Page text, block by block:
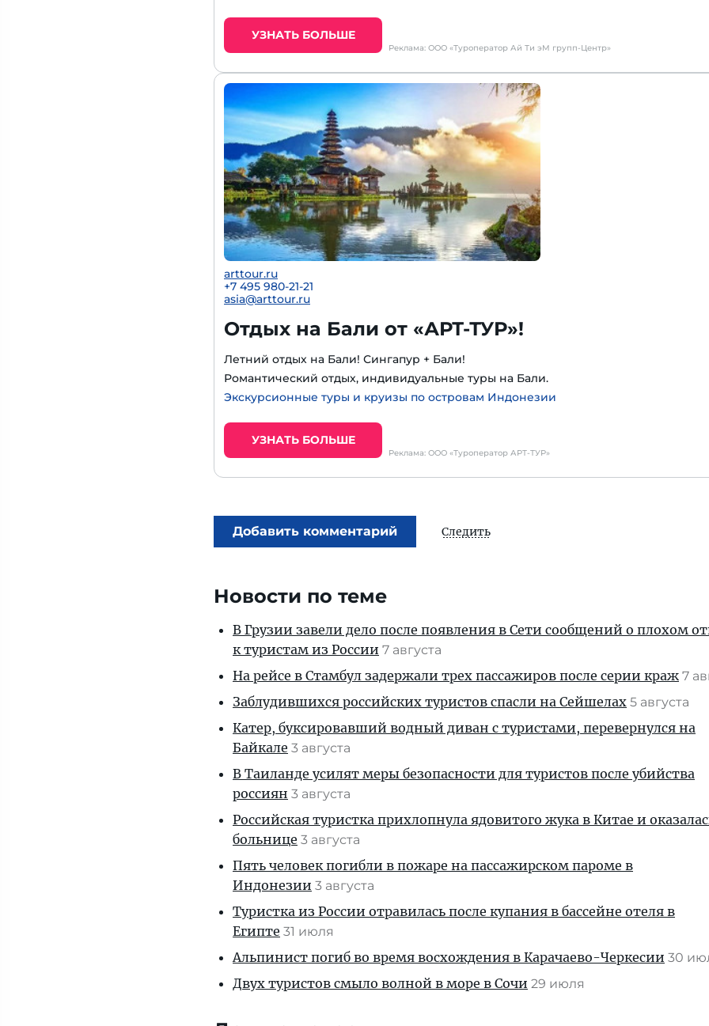
УЗНАТЬ БОЛЬШЕ
Реклама: ООО «Туроператор Ай Ти эМ групп-Центр»
arttour.ru
+7 495 980-21-21
asia@arttour.ru
Отдых на Бали от «АРТ-ТУР»!
Летний отдых на Бали! Сингапур + Бали!
Романтический отдых, индивидуальные туры на Бали.
Экскурсионные туры и круизы по островам Индонезии
УЗНАТЬ БОЛЬШЕ
Реклама: ООО «Туроператор АРТ-ТУР»
Добавить комментарий Следить
Новости по теме
В Грузии завели дело после появления в Сети сообщений о плохом
к туристам из России 7 августа
На рейсе в Стамбул задержали трех пассажиров после серии краж 7
Заблудившихся российских туристов спасли на Сейшелах 5 августа
Катер, буксировавший водный диван с туристами, перевернулся на
Байкале 3 августа
В Таиланде усилят меры безопасности для туристов после убийства
россиян 3 августа
Российская туристка прихлопнула ядовитого жука в Китае и
больнице 3 августа
Пять человек погибли в пожаре на пассажирском пароме в
Индонезии 3 августа
Туристка из России отравилась после купания в бассейне отеля в
Египте 31 июля
Альпинист погиб во время восхождения в Карачаево-Черкесии 30
Двух туристов смыло волной в море в Сочи 29 июля